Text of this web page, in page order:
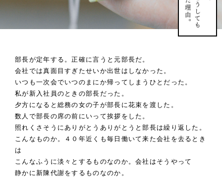
部長が定年する。正確に言うと元部長だ。
会社では真面目すぎたせいか出世はしなかった。
いつも一次会でいつのまにか帰ってしまうひとだった。
私が新入社員のときの部長だった。
夕方になると総務の女の子が部長に花束を渡した。
数人で部長の席の前にいって挨拶をした。
照れくさそうにありがとうありがとうと部長は繰り返した。
こんなものか。４０年近くも毎日働いて来た会社を去るとき
は
こんなふうに淡々とするものなのか。会社はそうやって
静かに新陳代謝をするものなのか。